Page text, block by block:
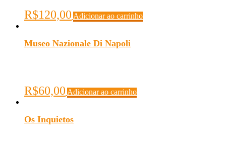
R$120,00 Adicionar ao carrinho
Museo Nazionale Di Napoli
R$60,00 Adicionar ao carrinho
Os Inquietos